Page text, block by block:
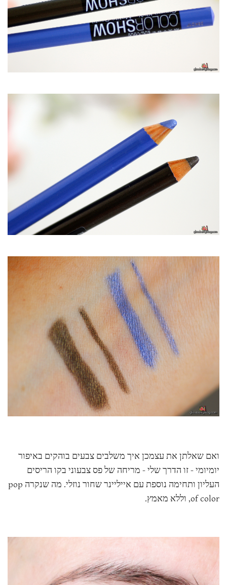
ואם שאלתן את עצמכן איך משלבים צבעים בוהקים באיפור
יומיומי - זו הדרך שלי - מריחה של פס צבעוני בקו הריסים
העליון ותחימה נוספת עם אייליינר שחור נוזלי. מה שנקרה pop
of color, וללא מאמץ.